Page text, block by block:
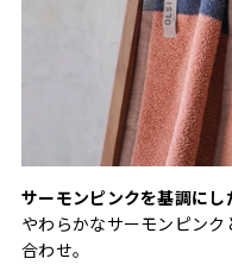
サーモンピンクを基調にし
やわらかなサーモンピン
合わせ。